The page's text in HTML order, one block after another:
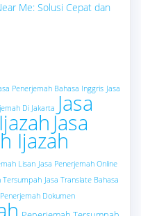
Me: Solusi Cepat dan
Penerjemah Bahasa Inggris Jasa
Di Jakarta Jasa
Jasa
Ijazah
Lisan Jasa Penerjemah Online
Tersumpah Jasa Translate Bahasa
Penerjemah Dokumen